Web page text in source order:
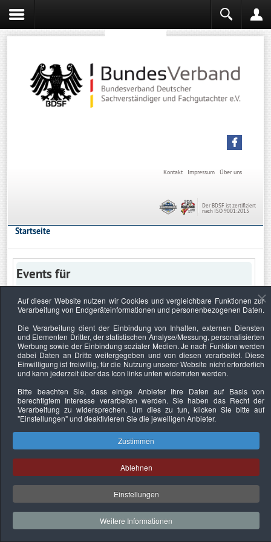
Über uns
Impressum
Kontakt
Der BDSF ist zertifiziert
nach ISO 9001:2015
Startseite
Events für
Keine Termine
Datenschutzerklärung Urheberrechtsnachweise Nachhaltigkeit
Copyright © 2026. Bundesverband Deutscher
Sachverständiger und Fachgutachter e.V..
Auf dieser Website nutzen wir Cookies und vergleichbare Funktionen zur
Verarbeitung von Endgeräteinformationen und personenbezogenen Daten.
Die Verarbeitung dient der Einbindung von Inhalten, externen Diensten
und Elementen Dritter, der statistischen Analyse/Messung, personalisierten
Werbung sowie der Einbindung sozialer Medien. Je nach Funktion werden
dabei Daten an Dritte weitergegeben und von diesen verarbeitet. Diese
Einwilligung ist freiwillig, für die Nutzung unserer Website nicht erforderlich
und kann jederzeit über das Icon links unten widerrufen werden.
Bitte beachten Sie, dass einige Anbieter Ihre Daten auf Basis von
berechtigtem Interesse verarbeiten werden. Sie haben das Recht der
Verarbeitung zu widersprechen. Um dies zu tun, klicken Sie bitte auf
"Einstellungen"und deaktivieren Sie die jeweiligen Anbieter.
Zustimmen
Ablehnen
Einstellungen
Weitere Informationen